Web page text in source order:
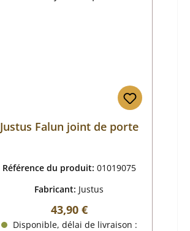
Justus Falun joint de porte
Référence du produit: 01019075
Fabricant: Justus
Prix régulier :
43,90 €
Disponible, délai de livraison :